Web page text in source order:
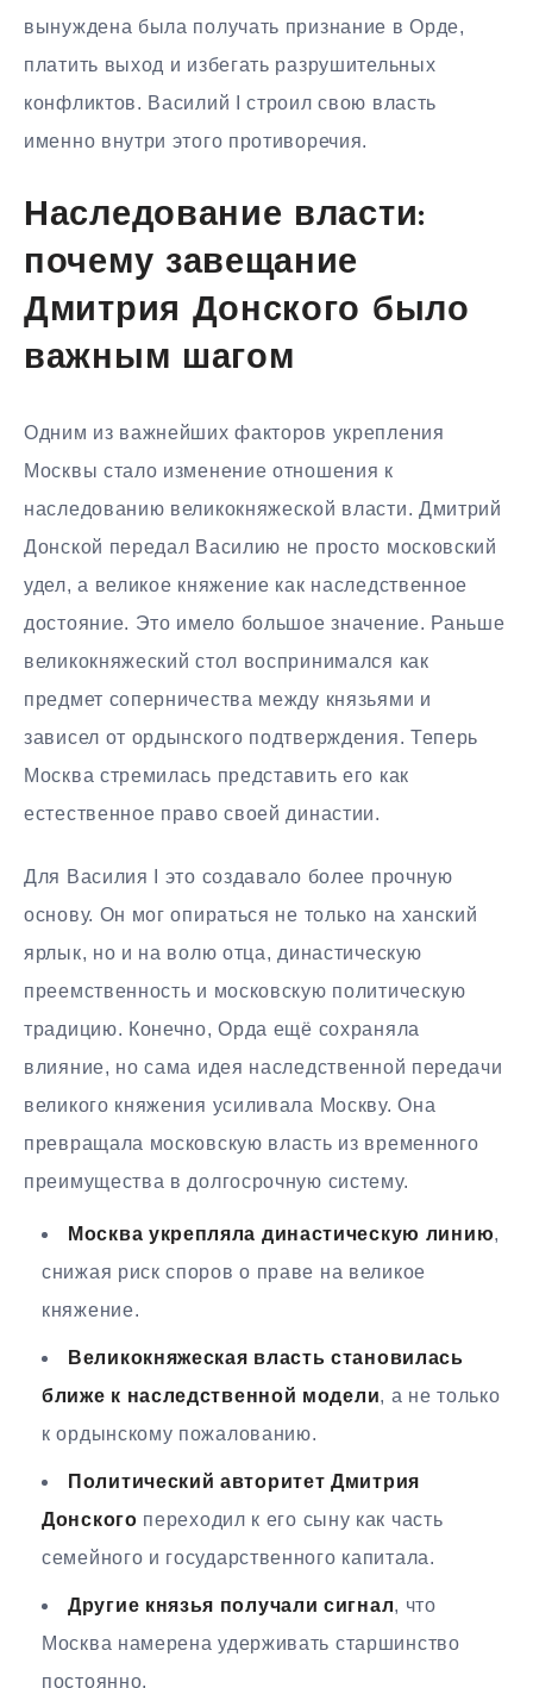
вынуждена была получать признание в Орде,
платить выход и избегать разрушительных
конфликтов. Василий I строил свою власть
именно внутри этого противоречия.
Наследование власти:
почему завещание
Дмитрия Донского было
важным шагом
Одним из важнейших факторов укрепления
Москвы стало изменение отношения к
наследованию великокняжеской власти. Дмитрий
Донской передал Василию не просто московский
удел, а великое княжение как наследственное
достояние. Это имело большое значение. Раньше
великокняжеский стол воспринимался как
предмет соперничества между князьями и
зависел от ордынского подтверждения. Теперь
Москва стремилась представить его как
естественное право своей династии.
Для Василия I это создавало более прочную
основу. Он мог опираться не только на ханский
ярлык, но и на волю отца, династическую
преемственность и московскую политическую
традицию. Конечно, Орда ещё сохраняла
влияние, но сама идея наследственной передачи
великого княжения усиливала Москву. Она
превращала московскую власть из временного
преимущества в долгосрочную систему.
Москва укрепляла династическую линию,
снижая риск споров о праве на великое
княжение.
Великокняжеская власть становилась
ближе к наследственной модели, а не только
к ордынскому пожалованию.
Политический авторитет Дмитрия
Донского переходил к его сыну как часть
семейного и государственного капитала.
Другие князья получали сигнал, что
Москва намерена удерживать старшинство
постоянно.